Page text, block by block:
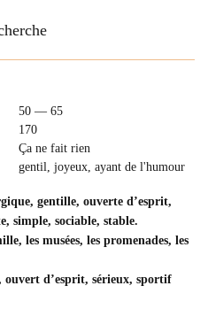
50 — 65
170
Ça ne fait rien
gentil, joyeux, ayant de l'humour
gentille, ouvertе d’esprit,
simple, sociable, stable.
les musées, les promenades, les
ouvert d’esprit, sérieux, sportif